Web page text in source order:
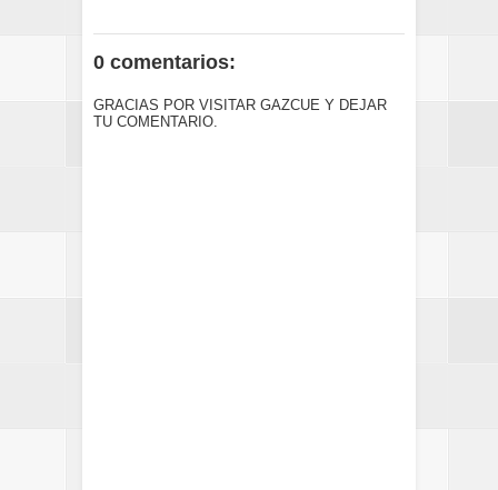
0 comentarios:
GRACIAS POR VISITAR GAZCUE Y DEJAR
TU COMENTARIO.